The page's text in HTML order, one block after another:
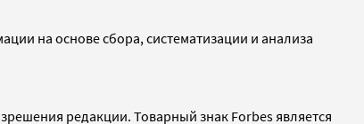
на основе сбора, систематизации и анализа
редакции. Товарный знак Forbes является